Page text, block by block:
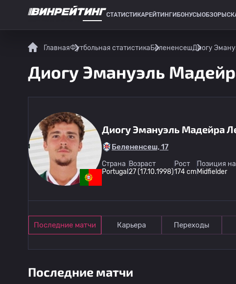
СТАТИСТИКАРЕЙТИНГИ БОНУСЫ ОБЗОРЫ
ГлавнаяФутбольная статистикаБелененсешДиогу
Диогу Эмануэль
Диогу Эмануэль Мадейра
Белененсеш, 17
Страна
Portugal
Возраст
27 (17.10.1998)
Рост
174 cm
Позиция
Midfielder
Последние матчи Карьера Переходы
Последние матчи